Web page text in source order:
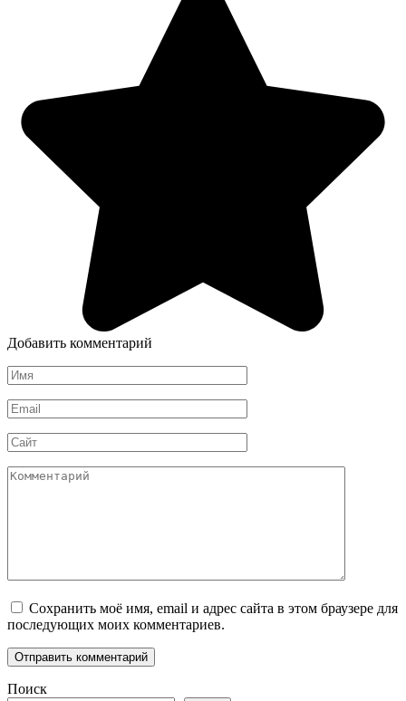
Добавить комментарий
Имя
*
Email
*
Сайт
Комментарий
Сохранить моё имя, email и адрес сайта в этом браузере для
последующих моих комментариев.
Поиск